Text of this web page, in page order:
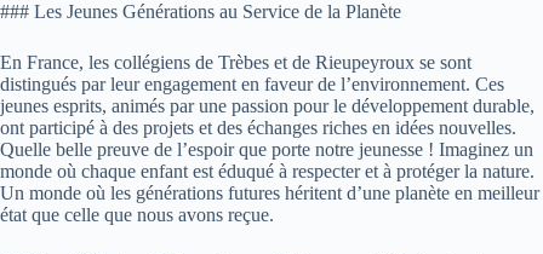
### Les Jeunes Générations au Service de la Planète
En France, les collégiens de Trèbes et de Rieupeyroux se sont
distingués par leur engagement en faveur de l’environnement. Ces
jeunes esprits, animés par une passion pour le développement durable,
ont participé à des projets et des échanges riches en idées nouvelles.
Quelle belle preuve de l’espoir que porte notre jeunesse ! Imaginez un
monde où chaque enfant est éduqué à respecter et à protéger la nature.
Un monde où les générations futures héritent d’une planète en meilleur
état que celle que nous avons reçue.